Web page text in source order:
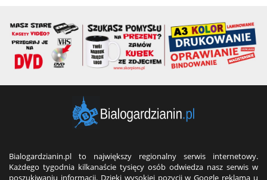
Bialogardzianin.pl to największy regionalny serwis internetowy.
Każdego tygodnia kilkanaście tysięcy osób odwiedza nasz serwis w
poszukiwaniu informacji. Dzięki wysokiej pozycji w Google reklama u